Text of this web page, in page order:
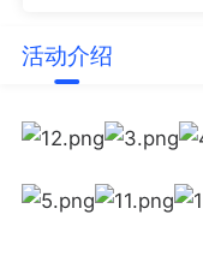
活动介绍